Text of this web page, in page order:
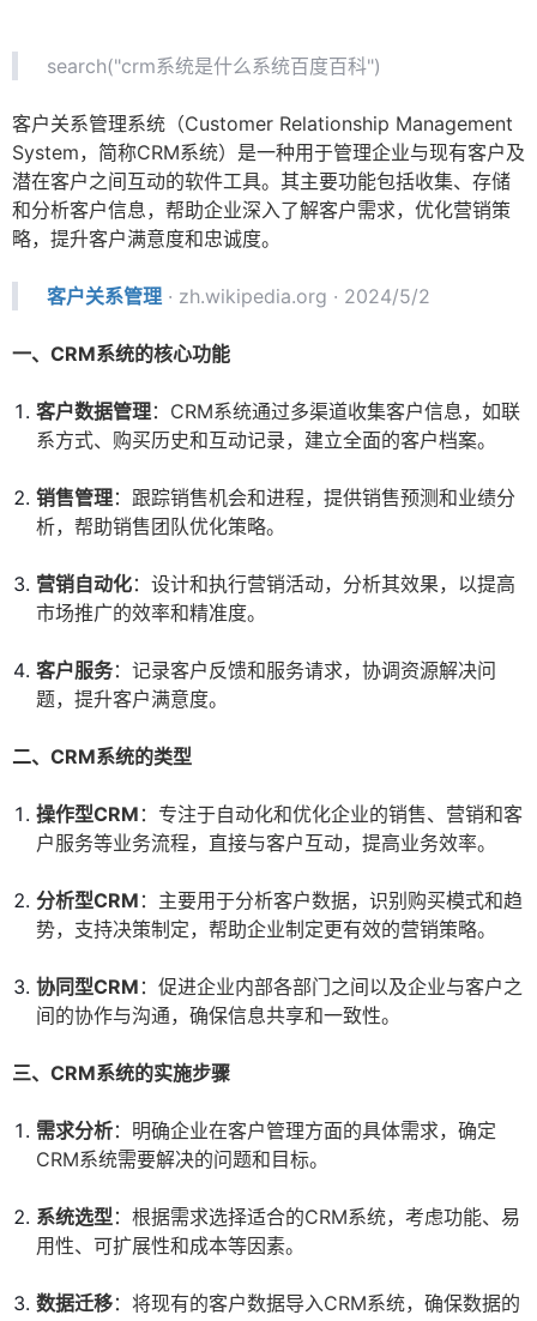
search("crm系统是什么系统百度百科")
客户关系管理系统（Customer Relationship Management
System，简称CRM系统）是一种用于管理企业与现有客户及
潜在客户之间互动的软件工具。其主要功能包括收集、存储
和分析客户信息，帮助企业深入了解客户需求，优化营销策
略，提升客户满意度和忠诚度。
客户关系管理 · zh.wikipedia.org · 2024/5/2
一、CRM系统的核心功能
客户数据管理：CRM系统通过多渠道收集客户信息，如联
系方式、购买历史和互动记录，建立全面的客户档案。
销售管理：跟踪销售机会和进程，提供销售预测和业绩分
析，帮助销售团队优化策略。
营销自动化：设计和执行营销活动，分析其效果，以提高
市场推广的效率和精准度。
客户服务：记录客户反馈和服务请求，协调资源解决问
题，提升客户满意度。
二、CRM系统的类型
操作型CRM ：专注于自动化和优化企业的销售、营销和客
户服务等业务流程，直接与客户互动，提高业务效率。
分析型CRM ：主要用于分析客户数据，识别购买模式和趋
势，支持决策制定，帮助企业制定更有效的营销策略。
协同型CRM ：促进企业内部各部门之间以及企业与客户之
间的协作与沟通，确保信息共享和一致性。
三、CRM系统的实施步骤
需求分析：明确企业在客户管理方面的具体需求，确定
CRM系统需要解决的问题和目标。
系统选型：根据需求选择适合的CRM系统，考虑功能、易
用性、可扩展性和成本等因素。
数据迁移：将现有的客户数据导入CRM系统，确保数据的